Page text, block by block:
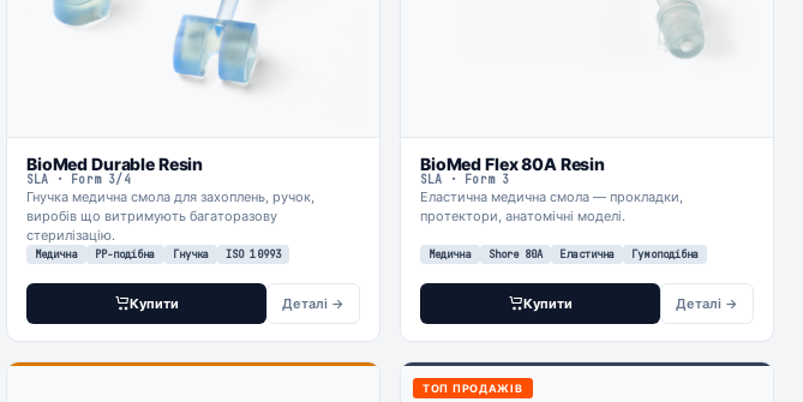
BioMed Durable Resin
SLA · Form 3/4
Гнучка медична смола для захоплень, ручок,
виробів що витримують багаторазову
стерилізацію.
Медична PP-подібна Гнучка ISO 10993
Купити Деталі →
BioMed Flex 80A Resin
SLA · Form 3
Еластична медична смола — прокладки,
протектори, анатомічні моделі.
Медична Shore 80A Еластична Гумоподібна
Купити Деталі →
ТОП ПРОДАЖІВ